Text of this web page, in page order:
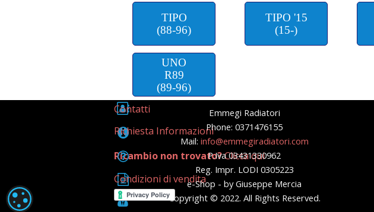
TIPO
(88-96)
TIPO '15
(15-)
UNO
R89
(89-96)
Contatti
Emmegi Radiatori
Phone: 0371476155
Mail: info@emmegiradiatori.com
P.Iva 03431330962
Reg. Impr. LODI 0305223
e-Shop - by Giuseppe Mercia
Copyright © 2022. All Rights Reserved.
Richiesta Informazioni
Ricambio non trovato?Clicca qui
Condizioni di vendita
IMPOSTAZIONI DEI COOKIE